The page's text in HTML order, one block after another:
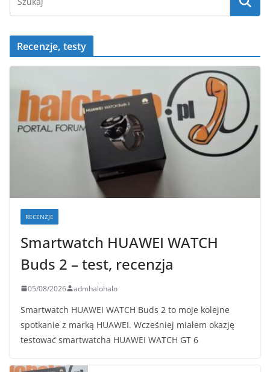
Recenzje, testy
RECENZJE
Smartwatch HUAWEI WATCH
Buds 2 – test, recenzja
05/08/2026 admhalohalo
Smartwatch HUAWEI WATCH Buds 2 to moje kolejne
spotkanie z marką HUAWEI. Wcześniej miałem okazję
testować smartwatcha HUAWEI WATCH GT 6